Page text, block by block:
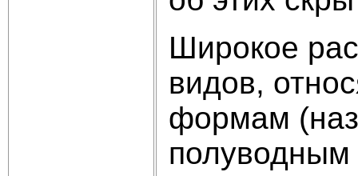
Широкое
видов,
формам
полуводным